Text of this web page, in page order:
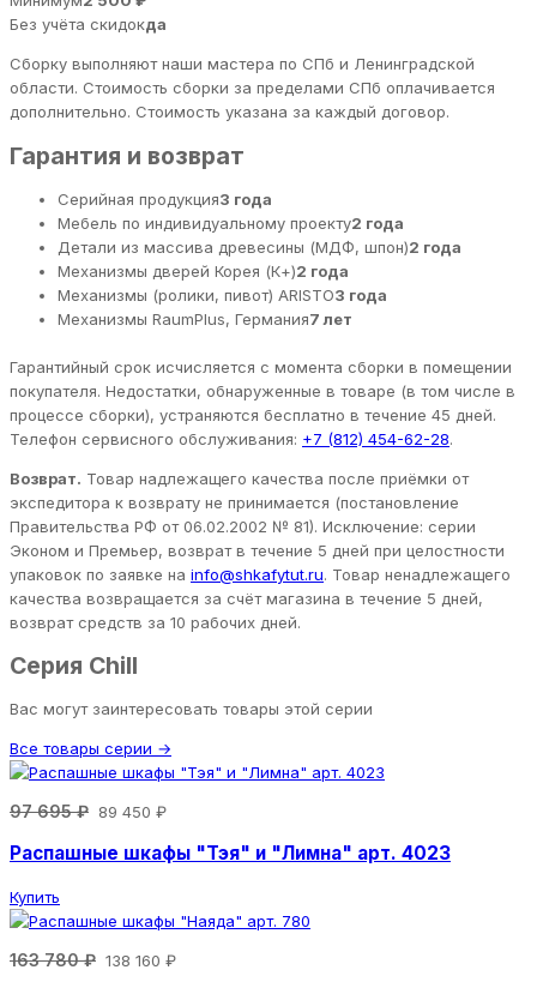
Без учёта скидокда
Сборку выполняют наши мастера по СПб и Ленинградской
области. Стоимость сборки за пределами СПб оплачивается
дополнительно. Стоимость указана за каждый договор.
Гарантия и возврат
Серийная продукция3 года
Мебель по индивидуальному проекту2 года
Детали из массива древесины (МДФ, шпон)2 года
Механизмы дверей Корея (К+)2 года
Механизмы (ролики, пивот) ARISTO3 года
Механизмы RaumPlus, Германия7 лет
Гарантийный срок исчисляется с момента сборки в помещении
покупателя. Недостатки, обнаруженные в товаре (в том числе в
процессе сборки), устраняются бесплатно в течение 45 дней.
Телефон сервисного обслуживания: +7 (812) 454-62-28.
Возврат. Товар надлежащего качества после приёмки от
экспедитора к возврату не принимается (постановление
Правительства РФ от 06.02.2002 № 81). Исключение: серии
Эконом и Премьер, возврат в течение 5 дней при целостности
упаковок по заявке на info@shkafytut.ru. Товар ненадлежащего
качества возвращается за счёт магазина в течение 5 дней,
возврат средств за 10 рабочих дней.
Серия Chill
Вас могут заинтересовать товары этой серии
Все товары серии →
97 695 ₽ 89 450 ₽
Распашные шкафы "Тэя" и "Лимна" арт. 4023
Купить
163 780 ₽ 138 160 ₽